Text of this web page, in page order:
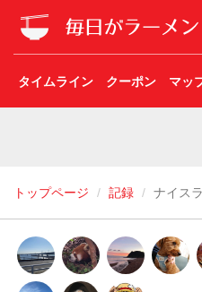
タイムライン クーポン マッ
トップページ 記録 ナイス